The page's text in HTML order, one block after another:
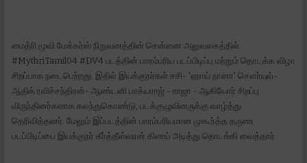
மைத்ரி மூவி மேக்கர்ஸ் நிறுவனத்தின் சென்னை அலுவலகத்தில்
#MythriTamil04 #DV4 படத்தின் பாரம்பரிய படப்பிடிப்பு மற்றும் தொடக்க விழா
சிறப்பாக நடைபெற்றது. இதில் இயக்குநர்கள் சசி- 'ஹாய் நானா' சௌர்யுவ்-
ஆதிக் ரவிச்சந்திரன்- ஆண்டனி பாக்யராஜ் - ராஜா - ஆகியோர் சிறப்பு
விருந்தினர்களாக கலந்துகொண்டு, படக்குழுவினருக்கு வாழ்த்து
தெரிவித்தனர். மேலும் இப்படத்தின் பாரம்பரியமான முகூர்த்த தருண
படப்பிடிப்பை இயக்குநர் கீர்த்தீஸ்வரன் கிளாப் அடித்து தொடங்கி வைத்தார்.